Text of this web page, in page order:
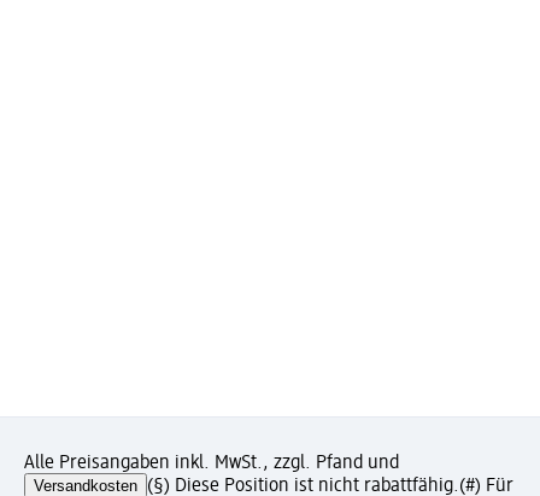
Alle Preisangaben inkl. MwSt., zzgl. Pfand und
Versandkosten (§) Diese Position ist nicht rabattfähig.(#) Für